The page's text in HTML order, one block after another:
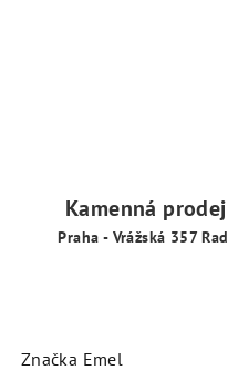
Kamenná
Praha - Vrážská 357
Značka Emel